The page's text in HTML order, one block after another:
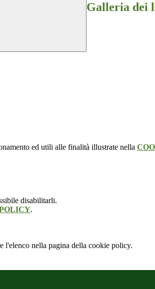
Galleria dei
ed utili alle finalità illustrate nella
disabilitarli.
.
l'elenco nella pagina della cookie policy.